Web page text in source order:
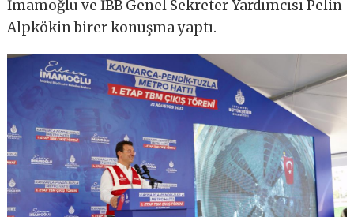
İmamoğlu ve İBB Genel Sekreter Yardımcısı Pelin
Alpkökin birer konuşma yaptı.